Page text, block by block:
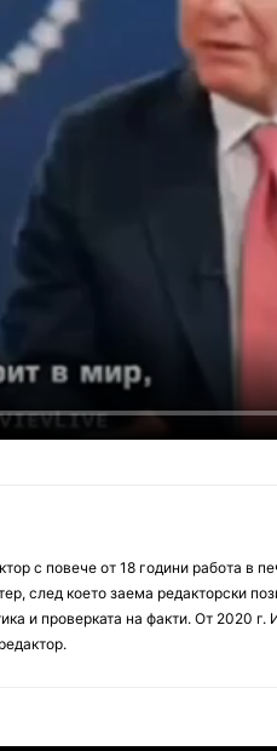
с повече от 18 години работа в
след което заема редакторски
и проверката на факти. От 2020 г.